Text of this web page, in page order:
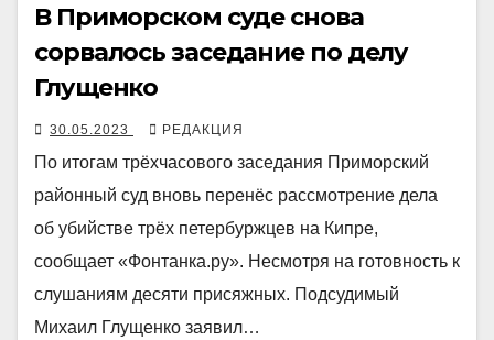
В Приморском суде снова
сорвалось заседание по делу
Глущенко
30.05.2023 РЕДАКЦИЯ
По итогам трёхчасового заседания Приморский
районный суд вновь перенёс рассмотрение дела
об убийстве трёх петербуржцев на Кипре,
сообщает «Фонтанка.ру». Несмотря на готовность к
слушаниям десяти присяжных. Подсудимый
Михаил Глущенко заявил…